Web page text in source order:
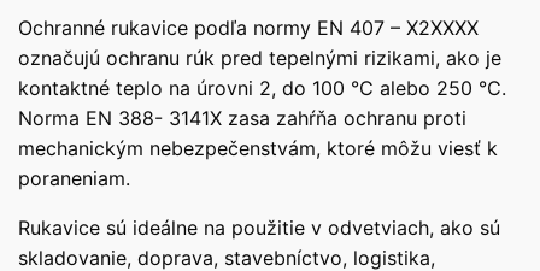
Ochranné rukavice podľa normy EN 407 – X2XXXX
označujú ochranu rúk pred tepelnými rizikami, ako je
kontaktné teplo na úrovni 2, do 100 °C alebo 250 °C.
Norma EN 388- 3141X zasa zahŕňa ochranu proti
mechanickým nebezpečenstvám, ktoré môžu viesť k
poraneniam.
Rukavice sú ideálne na použitie v odvetviach, ako sú
skladovanie, doprava, stavebníctvo, logistika,